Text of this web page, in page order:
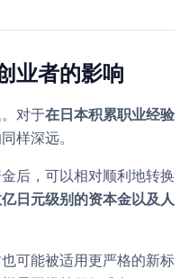
业者的影响
对于在日本积累职业经验
样深远。
后，可以相对顺利地转换
日元级别的资本金以及人
可能被适用更严格的新标